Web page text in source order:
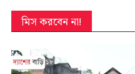
মিস করবেন না!